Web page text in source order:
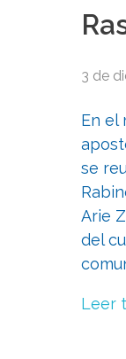
3 de
En el
se
Arie
del
Leer